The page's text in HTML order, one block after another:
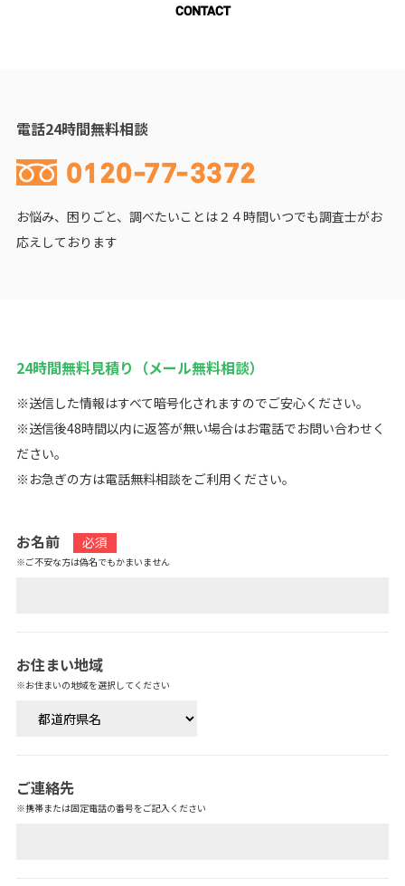
CONTACT
電話24時間無料相談
0120-77-3372
お悩み、困りごと、調べたいことは２４時間いつでも調査士がお
応えしております
24時間無料見積り（メール無料相談）
※送信した情報はすべて暗号化されますのでご安心ください。
※送信後48時間以内に返答が無い場合はお電話でお問い合わせく
ださい。
※お急ぎの方は電話無料相談をご利用ください。
お名前 必須
※ご不安な方は偽名でもかまいません
お住まい地域
※お住まいの地域を選択してください
ご連絡先
※携帯または固定電話の番号をご記入ください